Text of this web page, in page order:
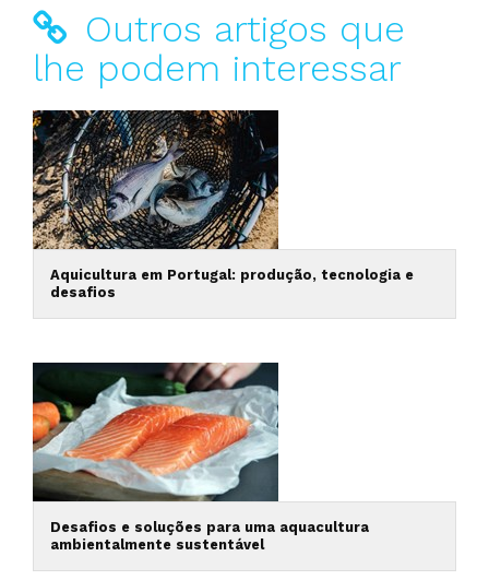
Outros artigos que
lhe podem interessar
Aquicultura em Portugal: produção, tecnologia e
desafios
Desafios e soluções para uma aquacultura
ambientalmente sustentável